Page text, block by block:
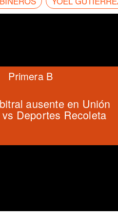
ausente en Unión
Deportes Recoleta
Primera B